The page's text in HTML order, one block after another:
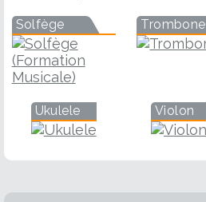
Solfège Trombone
Ukulele Violon